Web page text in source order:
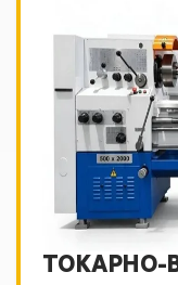
ТОКАРНО-